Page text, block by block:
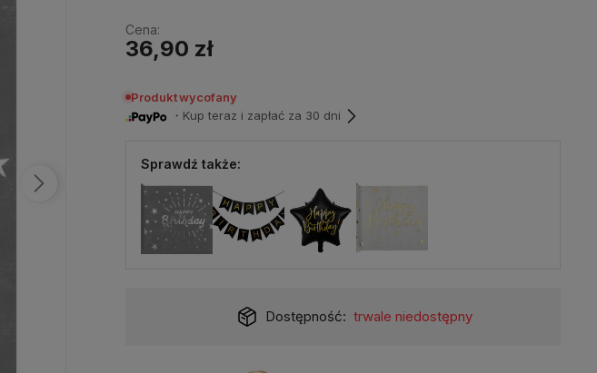
Cena:
36,90 zł
Produkt wycofany
・Kup teraz i zapłać za 30 dni
Sprawdź także:
Dostępność: trwale niedostępny